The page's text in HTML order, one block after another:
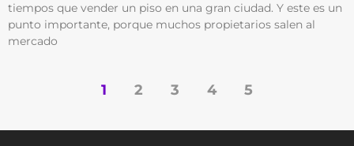
tiempos que vender un piso en una gran ciudad. Y este es un
punto importante, porque muchos propietarios salen al
mercado
1 2 3 4 5